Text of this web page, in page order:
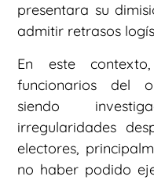
presentara su
admitir retrasos
En este
funcionarios del
siendo
irregularidades
electores,
no haber podido